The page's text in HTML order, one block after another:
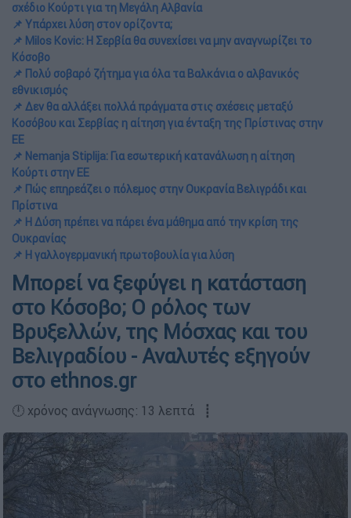
σχέδιο Κούρτι για τη Μεγάλη Αλβανία
📌 Υπάρχει λύση στον ορίζοντα;
📌 Milos Kovic: Η Σερβία θα συνεχίσει να μην αναγνωρίζει το
Κόσοβο
📌 Πολύ σοβαρό ζήτημα για όλα τα Βαλκάνια ο αλβανικός
εθνικισμός
📌 Δεν θα αλλάξει πολλά πράγματα στις σχέσεις μεταξύ
Κοσόβου και Σερβίας η αίτηση για ένταξη της Πρίστινας στην
ΕΕ
📌 Nemanja Stiplija: Για εσωτερική κατανάλωση η αίτηση
Κούρτι στην ΕΕ
📌 Πώς επηρεάζει ο πόλεμος στην Ουκρανία Βελιγράδι και
Πρίστινα
📌 Η Δύση πρέπει να πάρει ένα μάθημα από την κρίση της
Ουκρανίας
📌 Η γαλλογερμανική πρωτοβουλία για λύση
Μπορεί να ξεφύγει η κατάσταση
στο Κόσοβο; Ο ρόλος των
Βρυξελλών, της Μόσχας και του
Βελιγραδίου - Αναλυτές εξηγούν
στο ethnos.gr
🕛 χρόνος ανάγνωσης: 13 λεπτά ┋